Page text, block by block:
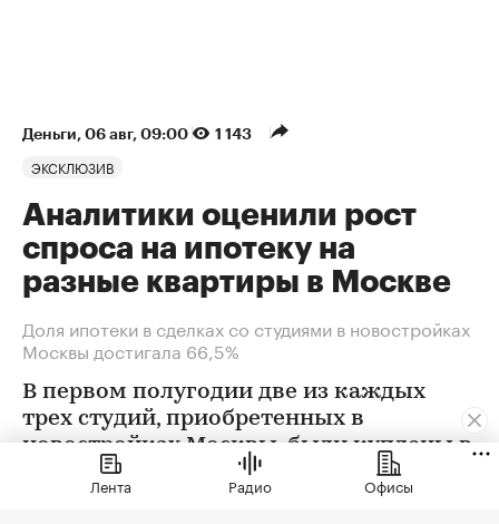
Деньги⁠, 06 авг, 09:00 1 143
ЭКСКЛЮЗИВ
Аналитики оценили рост
спроса на ипотеку на
разные квартиры в Москве
Доля ипотеки в сделках со студиями в новостройках
Москвы достигала 66,5%
В первом полугодии две из каждых
трех студий, приобретенных в
новостройках Москвы, были куплены в
ипотеку. В сегменте трешек ипотечных
сделок менее половины, а среди
Лента Радио Офисы